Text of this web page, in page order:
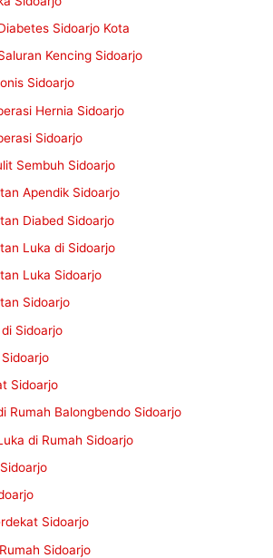
Sidoarjo Kota
Kencing Sidoarjo
Sidoarjo
Hernia Sidoarjo
Sidoarjo
Sembuh Sidoarjo
Apendik Sidoarjo
Diabed Sidoarjo
Luka di Sidoarjo
Luka Sidoarjo
Sidoarjo
Sidoarjo
Sidoarjo
Rumah Balongbendo Sidoarjo
di Rumah Sidoarjo
Sidoarjo
Sidoarjo